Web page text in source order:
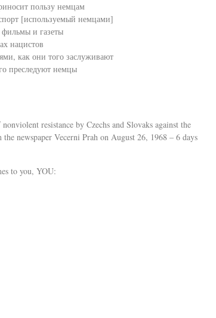
пользу немцам
[используемый немцами]
и газеты
нацистов
как они того заслуживают
преследуют немцы
resistance by Czechs and Slovaks against the
newspaper Vecerni Prah on August 26, 1968 – 6 days
to you, YOU: